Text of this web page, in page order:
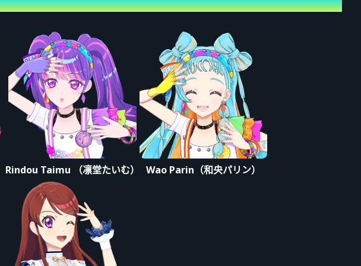
Rindou Taimu （凛堂たいむ） Wao Parin（和央パリン）